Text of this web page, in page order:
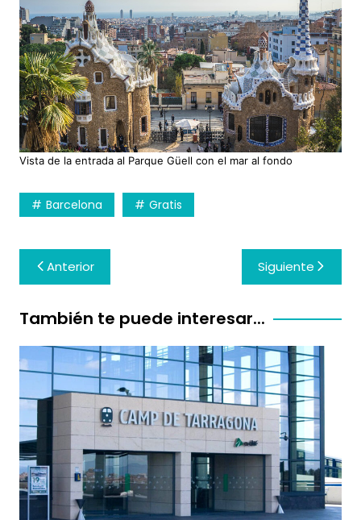
Vista de la entrada al Parque Güell con el mar al fondo
Barcelona Gratis
Navegación
de
entradas
Anterior Siguiente
También te puede interesar...